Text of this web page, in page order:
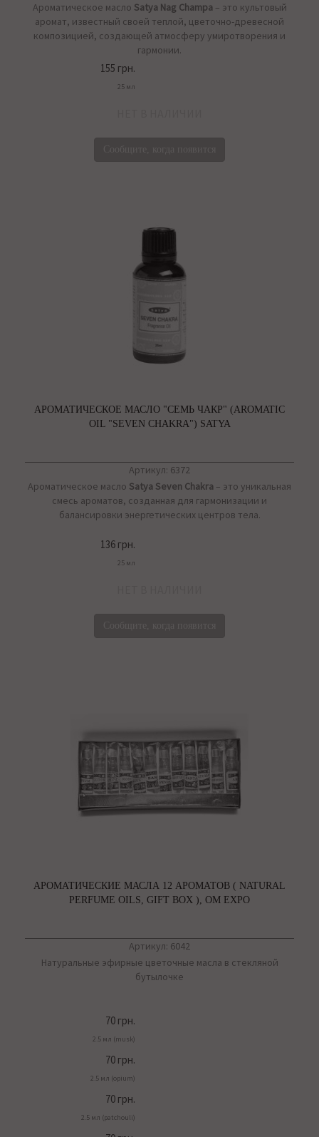
Ароматическое масло Satya Nag Champa – это культовый
аромат, известный своей теплой, цветочно-древесной
композицией, создающей атмосферу умиротворения и
гармонии.
155 грн.
25 мл
АРОМАТИЧЕСКОЕ МАСЛО "СЕМЬ ЧАКР" (AROMATIC
OIL "SEVEN CHAKRA") SATYA
Артикул: 6372
Ароматическое масло Satya Seven Chakra – это уникальная
смесь ароматов, созданная для гармонизации и
балансировки энергетических центров тела.
136 грн.
25 мл
АРОМАТИЧЕСКИЕ МАСЛА 12 АРОМАТОВ ( NATURAL
PERFUME OILS, GIFT BOX ), OM EXPO
Артикул: 6042
Натуральные эфирные цветочные масла в стекляной
бутылочке
70 грн.
2.5 мл (musk)
70 грн.
2.5 мл (opium)
70 грн.
2.5 мл (patchouli)